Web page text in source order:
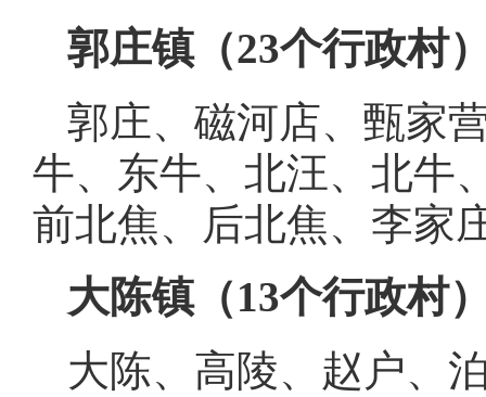
郭庄镇（23个行政村
郭庄、磁河店、甄家
牛、东牛、北汪、北牛
前北焦、后北焦、李家
大陈镇（13个行政村
大陈、高陵、赵户、